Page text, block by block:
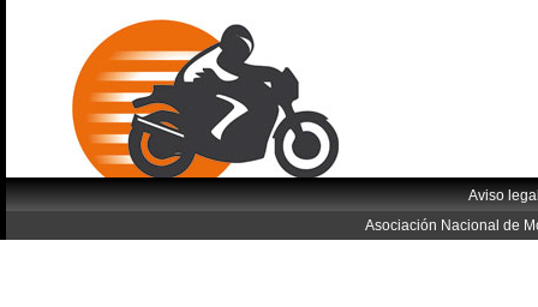
Aviso
Asociación Nacional de